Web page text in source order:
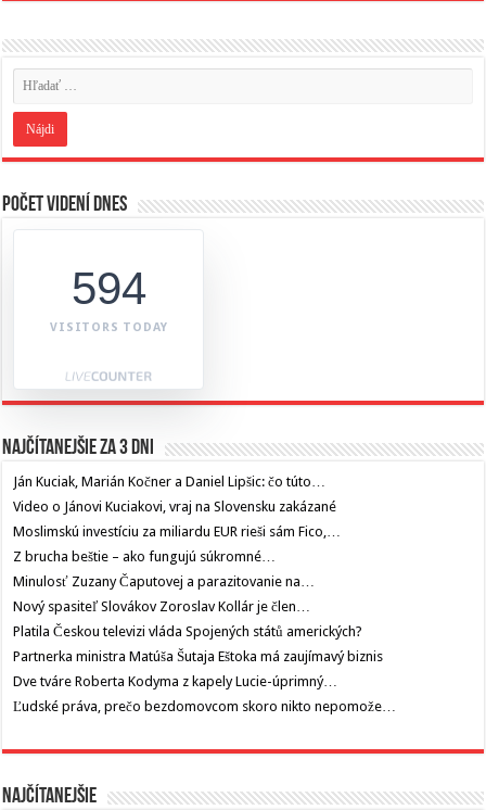
Počet videní dnes
594
VISITORS TODAY
Najčítanejšie za 3 dni
Ján Kuciak, Marián Kočner a Daniel Lipšic: čo túto…
Video o Jánovi Kuciakovi, vraj na Slovensku zakázané
Moslimskú investíciu za miliardu EUR rieši sám Fico,…
Z brucha beštie – ako fungujú súkromné…
Minulosť Zuzany Čaputovej a parazitovanie na…
Nový spasiteľ Slovákov Zoroslav Kollár je člen…
Platila Českou televizi vláda Spojených států amerických?
Partnerka ministra Matúša Šutaja Eštoka má zaujímavý biznis
Dve tváre Roberta Kodyma z kapely Lucie-úprimný…
Ľudské práva, prečo bezdomovcom skoro nikto nepomože…
Najčítanejšie